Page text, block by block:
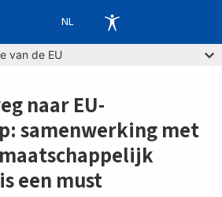
van de EU
NL
naar EU-
samenwerking met
een must